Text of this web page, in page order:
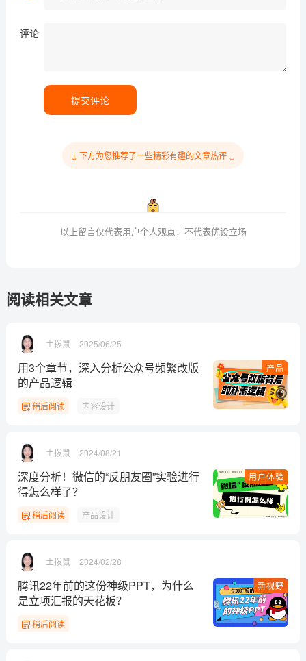
评论
提交评论
↓ 下方为您推荐了一些精彩有趣的文章热评 ↓
以上留言仅代表用户个人观点，不代表优设立场
阅读相关文章
土拨鼠 2025/06/25
产品
用3个章节，深入分析公众号频繁改版
的产品逻辑
稍后阅读 内容设计
土拨鼠 2024/08/21
用户体验
深度分析！微信的“反朋友圈”实验进行
得怎么样了？
稍后阅读 产品设计
土拨鼠 2024/02/28
新视野
腾讯22年前的这份神级PPT，为什么
是立项汇报的天花板？
稍后阅读